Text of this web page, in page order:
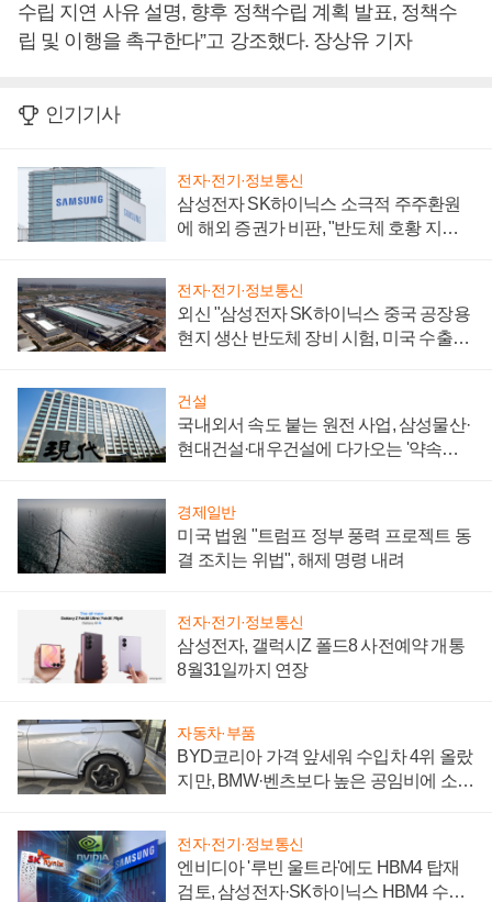
수립 지연 사유 설명, 향후 정책수립 계획 발표, 정책수
립 및 이행을 촉구한다”고 강조했다. 장상유 기자
인기기사
전자·전기·정보통신
삼성전자 SK하이닉스 소극적 주주환원
에 해외 증권가 비판, "반도체 호황 지속
전자·전기·정보통신
외신 "삼성전자 SK하이닉스 중국 공장용
현지 생산 반도체 장비 시험, 미국 수출통
건설
국내외서 속도 붙는 원전 사업, 삼성물산·
현대건설·대우건설에 다가오는 '약속의
경제일반
미국 법원 "트럼프 정부 풍력 프로젝트 동
결 조치는 위법", 해제 명령 내려
전자·전기·정보통신
삼성전자, 갤럭시Z 폴드8 사전예약 개통
8월31일까지 연장
자동차·부품
BYD코리아 가격 앞세워 수입차 4위 올랐
지만, BMW·벤츠보다 높은 공임비에 소비
전자·전기·정보통신
엔비디아 '루빈 울트라'에도 HBM4 탑재
검토, 삼성전자·SK하이닉스 HBM4 수율